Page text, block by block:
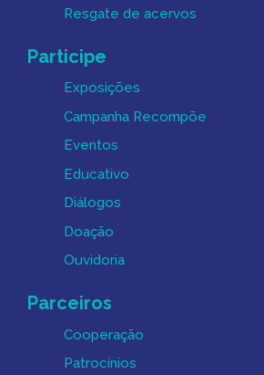
Resgate de acervos
Participe
Exposições
Campanha Recompõe
Eventos
Educativo
Diálogos
Doação
Ouvidoria
Parceiros
Cooperação
Patrocínios